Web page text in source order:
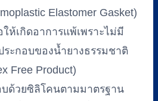
Elastomer Gasket)
ห้เกิดอาการแพ้เพราะไม่มี
ระกอบของน้ำยางธรรมชาติ
Free Product)
บด้วยซิลิโคนตามมาตรฐาน